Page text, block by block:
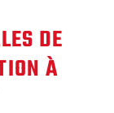
DE
À